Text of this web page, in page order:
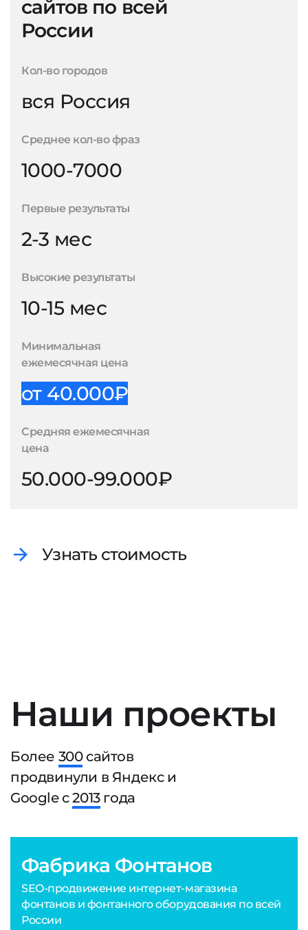
сайтов по всей
России
Кол-во городов
вся Россия
Среднее кол-во фраз
1000-7000
Первые результаты
2-3 мес
Высокие результаты
10-15 мес
Минимальная
ежемесячная цена
от 40.000₽
Средняя ежемесячная
цена
50.000-99.000₽
Узнать стоимость
Наши проекты
Более 300сайтов
продвинули в Яндекс и
Google с2013года
Фабрика Фонтанов
SEO-продвижение интернет-магазина
фонтанов и фонтанного оборудования по всей
России